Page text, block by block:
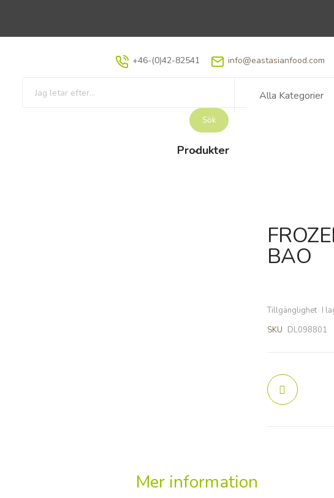
+46-(0)42-82541 info@eastasianfood.com
Alla Kategorier
Sök
Produkter
BAO
Tillgänglighet I
SKU DL098801
Mer information